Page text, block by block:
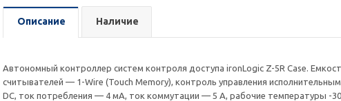
Описание Наличие
Автономный контроллер систем контроля доступа ironLogic Z-5R Case.
считывателей — 1-Wire (Touch Memory), контроль управления
DC, ток потребления — 4 мA, ток коммутации — 5 А, рабочие температуры -30